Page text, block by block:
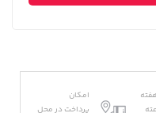
امکان
پرداخت در محل